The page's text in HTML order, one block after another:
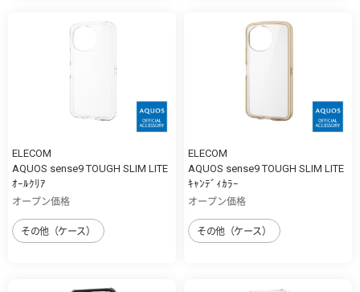
ELECOM
AQUOS sense9 TOUGH SLIM LITE
ｵｰﾙｸﾘｱ
オープン価格
その他（ケース）
ELECOM
AQUOS sense9 TOUGH SLIM LITE
ｷｬﾝﾃﾞｨｶﾗｰ
オープン価格
その他（ケース）